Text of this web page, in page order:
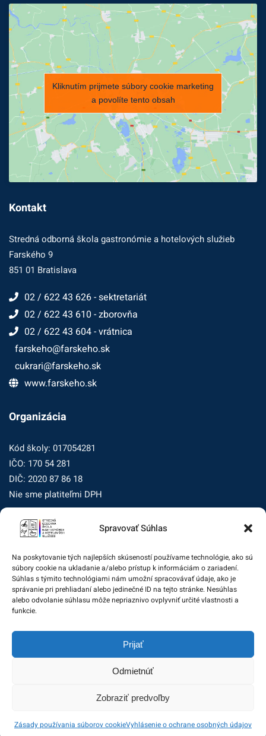
Spravovať Súhlas
Na poskytovanie tých najlepších skúseností používame technológie, ako sú
súbory cookie na ukladanie a/alebo prístup k informáciám o zariadení.
Súhlas s týmito technológiami nám umožní spracovávať údaje, ako je
správanie pri prehliadaní alebo jedinečné ID na tejto stránke. Nesúhlas
alebo odvolanie súhlasu môže nepriaznivo ovplyvniť určité vlastnosti a
funkcie.
Prijať
Odmietnúť
Zobraziť predvoľby
Zásady používania súborov cookieVyhlásenie o ochrane osobných údajov
Kliknutím prijmete súbory cookie marketing
a povolíte tento obsah
Kontakt
Stredná odborná škola gastronómie a hotelových služieb
Farského 9
851 01 Bratislava
02 / 622 43 626 - sektretariát
02 / 622 43 610 - zborovňa
02 / 622 43 604 - vrátnica
farskeho@farskeho.sk
cukrari@farskeho.sk
www.farskeho.sk
Organizácia
Kód školy: 017054281
IČO: 170 54 281
DIČ: 2020 87 86 18
Nie sme platiteľmi DPH
Zásady ochrany osobných údajov
Dohľad nad ochranou osobných údajov
Žiadosť dotknutej osoby na uplatnenie jej práv
Zodpovedná osoba za ochranu osobných údajov:
zo@eurotrading.sk
služieb. All rights reserved.